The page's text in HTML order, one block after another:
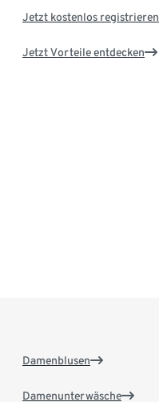
Jetzt kostenlos registrieren
Jetzt Vorteile entdecken
Damenblusen
Damenunterwäsche